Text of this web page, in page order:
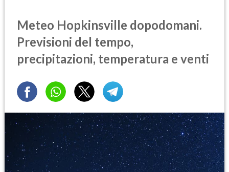
Meteo Hopkinsville dopodomani.
Previsioni del tempo,
precipitazioni, temperatura e venti